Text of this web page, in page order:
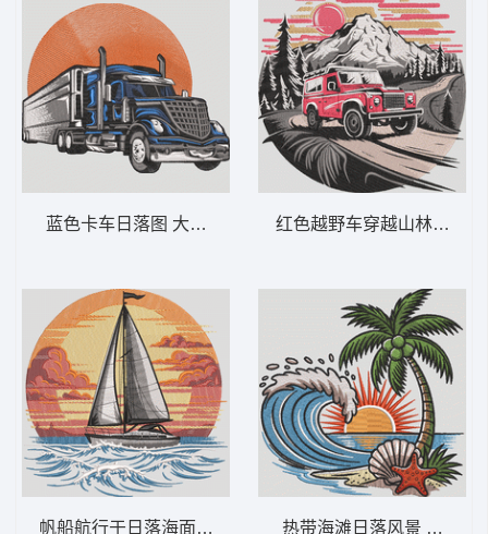
蓝色卡车日落图 大卡车日落——卡车司机-DS
帆船航行于日落海面 帆船日落 – 海洋航海-
红色越野车穿越山林 越野
热带海滩日落风景 热带海